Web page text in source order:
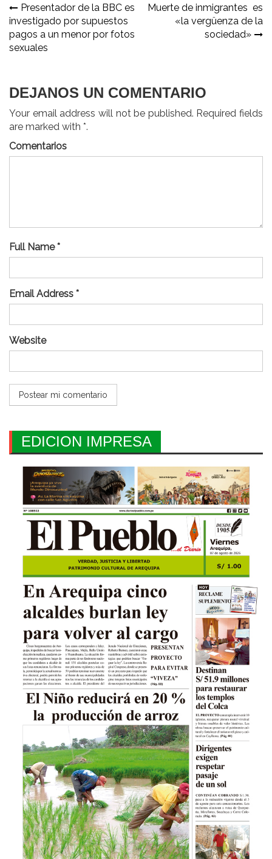
Navegación
de
entradas
Presentador de la BBC es
investigado por supuestos
pagos a un menor por fotos
sexuales
Muerte de inmigrantes es
«la vergüenza de la
sociedad»
DEJANOS UN COMENTARIO
Your email address will not be published. Required fields
are marked with *.
Comentarios
Full Name *
Email Address *
Website
EDICION IMPRESA